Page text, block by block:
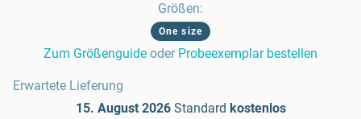
Größen:
One size
Zum Größenguide oder Probeexemplar bestellen
Erwartete Lieferung
15. August 2026 Standard kostenlos